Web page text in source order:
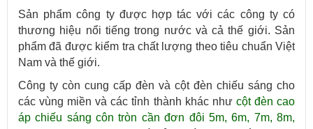
Sản phẩm công ty được hợp tác với các công ty có
thương hiệu nổi tiếng trong nước và cả thế giới. Sản
phẩm đã được kiểm tra chất lượng theo tiêu chuẩn Việt
Nam và thế giới.
Công ty còn cung cấp đèn và cột đèn chiếu sáng cho
các vùng miền và các tỉnh thành khác như cột đèn cao
áp chiếu sáng côn tròn cần đơn đôi 5m, 6m, 7m, 8m,